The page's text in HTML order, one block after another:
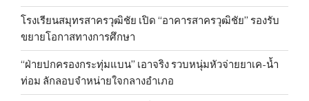
โรงเรียนสมุทรสาครวุฒิชัย เปิด “อาคารสาครวุฒิชัย” รองรับ
ขยายโอกาสทางการศึกษา
“ฝ่ายปกครองกระทุ่มแบน” เอาจริง รวบหนุ่มหัวจ่ายยาเค-น้ำ
ท่อม ลักลอบจำหน่ายใจกลางอำเภอ